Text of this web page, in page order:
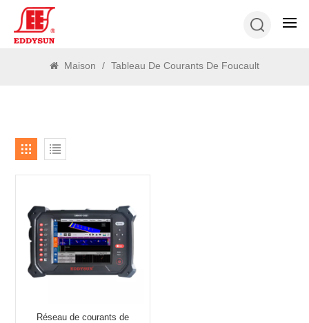
Maison / Tableau De Courants De Foucault
Réseau de courants de